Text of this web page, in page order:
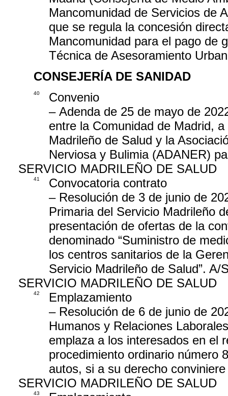
Mancomunidad de Servicios de
que se regula la concesión
Mancomunidad para el pago de
Técnica de Asesoramiento
CONSEJERÍA DE SANIDAD
40
Convenio
– Adenda de 25 de mayo de
entre la Comunidad de Madrid,
Madrileño de Salud y la
Nerviosa y Bulimia (ADANER)
SERVICIO MADRILEÑO DE SALUD
41
Convocatoria contrato
– Resolución de 3 de junio de
Primaria del Servicio Madrileño
presentación de ofertas de la
denominado “Suministro de
los centros sanitarios de la
Servicio Madrileño de Salud”. A/
SERVICIO MADRILEÑO DE SALUD
42
Emplazamiento
– Resolución de 6 de junio de
Humanos y Relaciones
emplaza a los interesados en el
procedimiento ordinario número
autos, si a su derecho conviniere
SERVICIO MADRILEÑO DE SALUD
43